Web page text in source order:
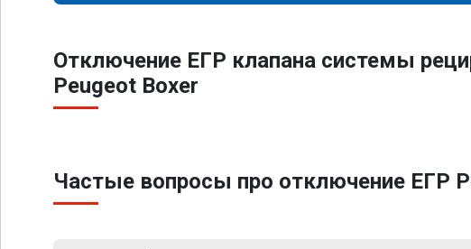
Отключение ЕГР клапана системы
Peugeot Boxer
Частые вопросы про отключение ЕГР